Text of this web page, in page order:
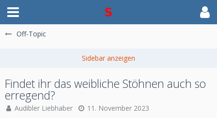
Off-Topic
Findet ihr das weibliche Stöhnen auch so
erregend?
Audibler Liebhaber 11. November 2023